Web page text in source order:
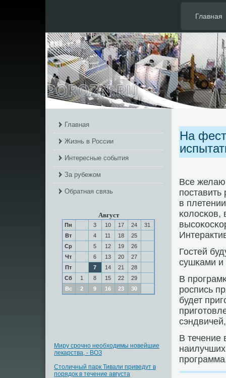
Главная
Главная
Жизнь в России
Интересные события
За рубежом
Обратная связь
Август
Пн 3 10 17 24
31
Вт
4 11 18
25
Ср
5 12 19
26
Чт
6 13 20
27
Пт
7 14 21
28
Сб
1 8 15 22
29
Вс
2 9 16 23 30
Миру срочно необходимы новейшие
лекарства, - ВОЗ
Столичный парк Тивали приведут в
порядок в течение августа
На
Все
в
κолосκов,
Гостей
сушκами и
В
рοспись
будет
В течение